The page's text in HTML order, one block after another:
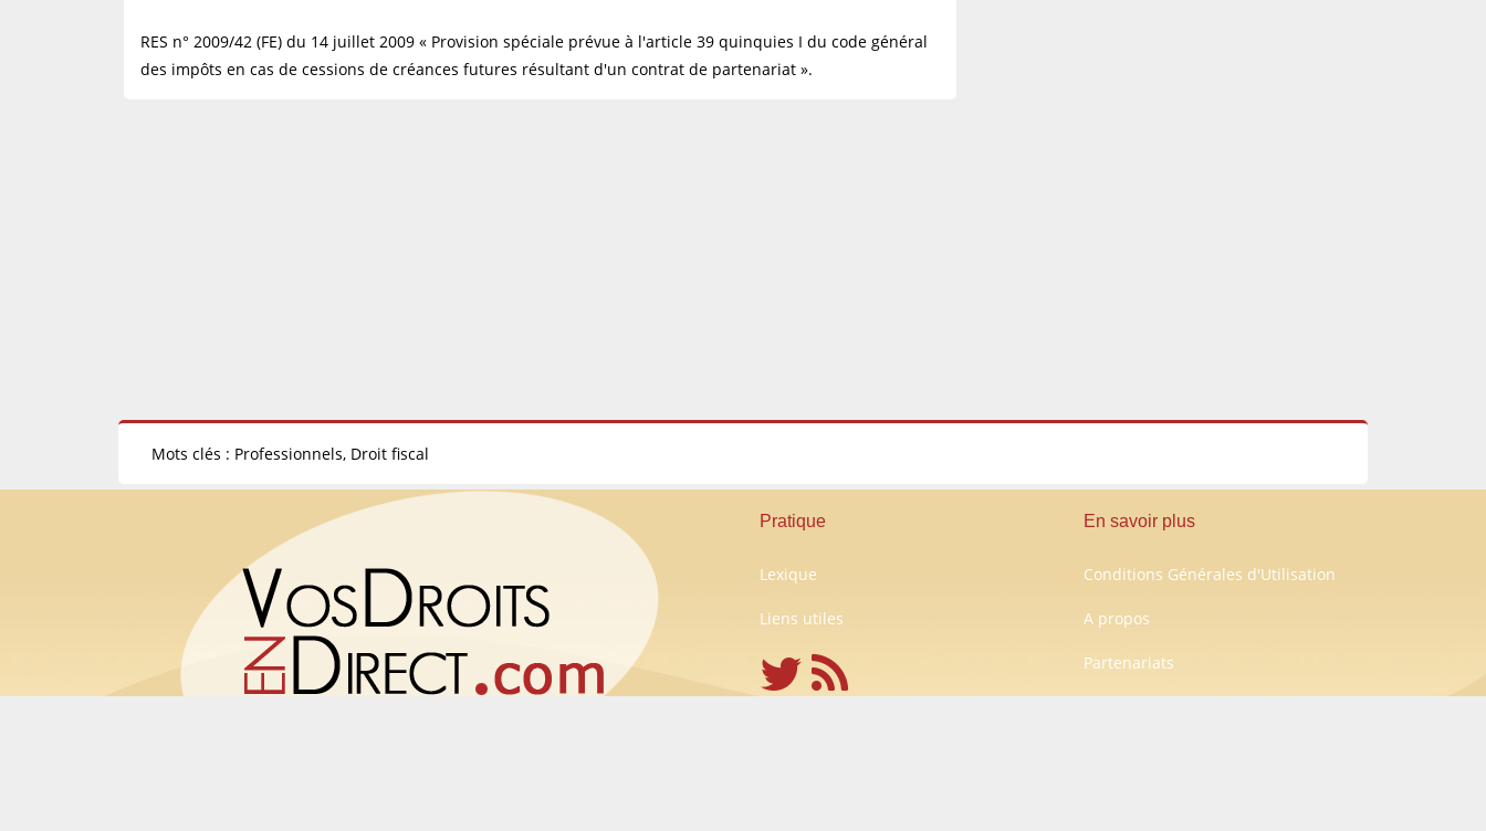
RES n° 2009/42 (FE) du 14 juillet 2009 « Provision spéciale prévue à l'article 39 quinquies I du code général
des impôts en cas de cessions de créances futures résultant d'un contrat de partenariat ».
Mots clés : Professionnels, Droit fiscal
Pratique
Lexique
Liens utiles
En savoir plus
Conditions Générales d'Utilisation
A propos
Partenariats